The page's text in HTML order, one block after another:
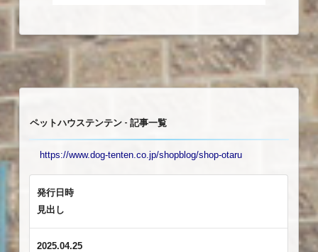
ペットハウステンテン - 記事一覧
https://www.dog-tenten.co.jp/shopblog/shop-otaru
発行日時
見出し
2025.04.25